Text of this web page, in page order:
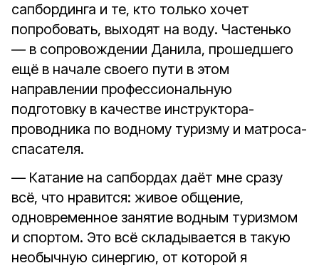
сапбординга и те, кто только хочет
попробовать, выходят на воду. Частенько
— в сопровождении Данила, прошедшего
ещё в начале своего пути в этом
направлении профессиональную
подготовку в качестве инструктора-
проводника по водному туризму и матроса-
спасателя.
— Катание на сапбордах даёт мне сразу
всё, что нравится: живое общение,
одновременное занятие водным туризмом
и спортом. Это всё складывается в такую
необычную синергию, от которой я